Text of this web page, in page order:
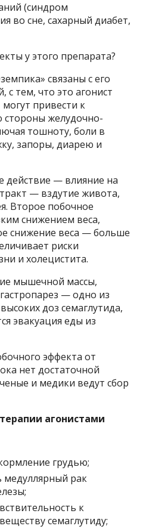
(синдром
во сне, сахарный диабет,
у этого препарата?
связаны с его
с тем, что это агонист
привести к
стороны желудочно-
тошноту, боли в
запоры, диарею и
действие — влияние на
— вздутие живота,
Второе побочное
снижением веса,
снижение веса — больше
риски
и холецистита.
мышечной массы,
— одно из
доз семаглутида,
эвакуация еды из
эффекта от
нет достаточной
и медики ведут сбор
агонистами
грудью;
медуллярный рак
к
семаглутиду;